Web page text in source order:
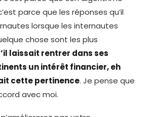
parce que les réponses qu’il
lorsque les internautes
chose sont les plus
laissait rentrer dans ses
un intérêt financier, eh
cette pertinence. Je pense que
avec moi.